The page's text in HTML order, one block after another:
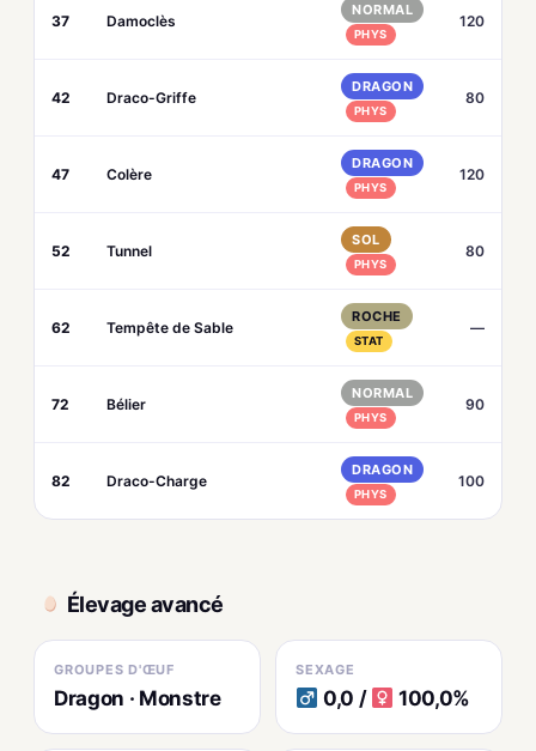
37 Damoclès
NORMAL
PHYS
120
42 Draco-Griffe
DRAGON
PHYS
80
47 Colère
DRAGON
PHYS
120
52 Tunnel
SOL
PHYS
80
62 Tempête de Sable
ROCHE
STAT
—
72 Bélier
NORMAL
PHYS
90
82 Draco-Charge
DRAGON
PHYS
100
Élevage avancé
GROUPES D'ŒUF
Dragon · Monstre
SEXAGE
0,0 / 100,0%